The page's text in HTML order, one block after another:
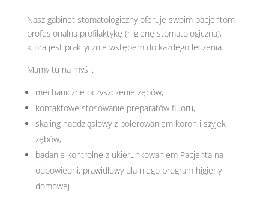
Nasz gabinet stomatologiczny oferuje swoim pacjentom
profesjonalną profilaktykę (higienę stomatologiczną),
która jest praktycznie wstępem do każdego leczenia.
Mamy tu na myśli:
mechaniczne oczyszczenie zębów,
kontaktowe stosowanie preparatów fluoru,
skaling naddziąsłowy z polerowaniem koron i szyjek
zębów,
badanie kontrolne z ukierunkowaniem Pacjenta na
odpowiedni, prawidłowy dla niego program higieny
domowej.